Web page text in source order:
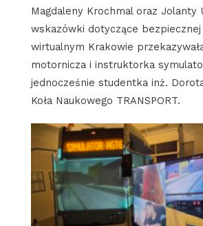
Magdaleny Krochmal oraz Jolanty
wskazówki dotyczące
wirtualnym Krakowie
motornicza i instruktorka
jednocześnie studentka inż.
Koła Naukowego TRANSPORT.